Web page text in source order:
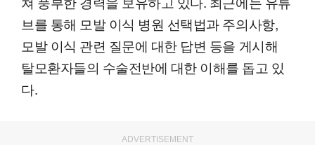
브를 통해 모발 이식 병원 선택법과 주의사항,
모발 이식 관련 질문에 대한 답변 등을 게시해
탈모환자들의 수술전반에 대한 이해를 돕고 있
다.
ADVERTISEMENT